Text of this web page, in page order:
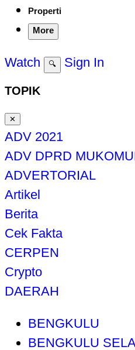
Properti
More
Watch 🔍 Sign In
TOPIK
✕
ADV 2021
ADV DPRD
ADVERTORIAL
Artikel
Berita
Cek Fakta
CERPEN
Crypto
DAERAH
BENGKULU
BENGKULU